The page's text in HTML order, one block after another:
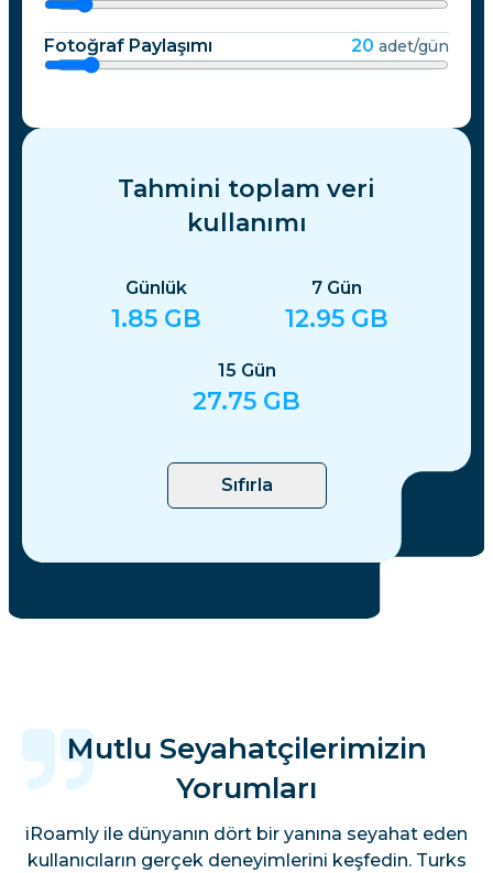
Fotoğraf Paylaşımı 20 adet/gün
Tahmini toplam veri
kullanımı
Günlük
1.85 GB
7 Gün
12.95 GB
15 Gün
27.75 GB
Sıfırla
Mutlu Seyahatçilerimizin
Yorumları
iRoamly ile dünyanın dört bir yanına seyahat eden
kullanıcıların gerçek deneyimlerini keşfedin. Turks